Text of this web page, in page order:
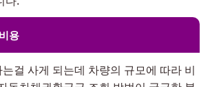
용
걸 사게 되는데 차량의 규모에 따라 비